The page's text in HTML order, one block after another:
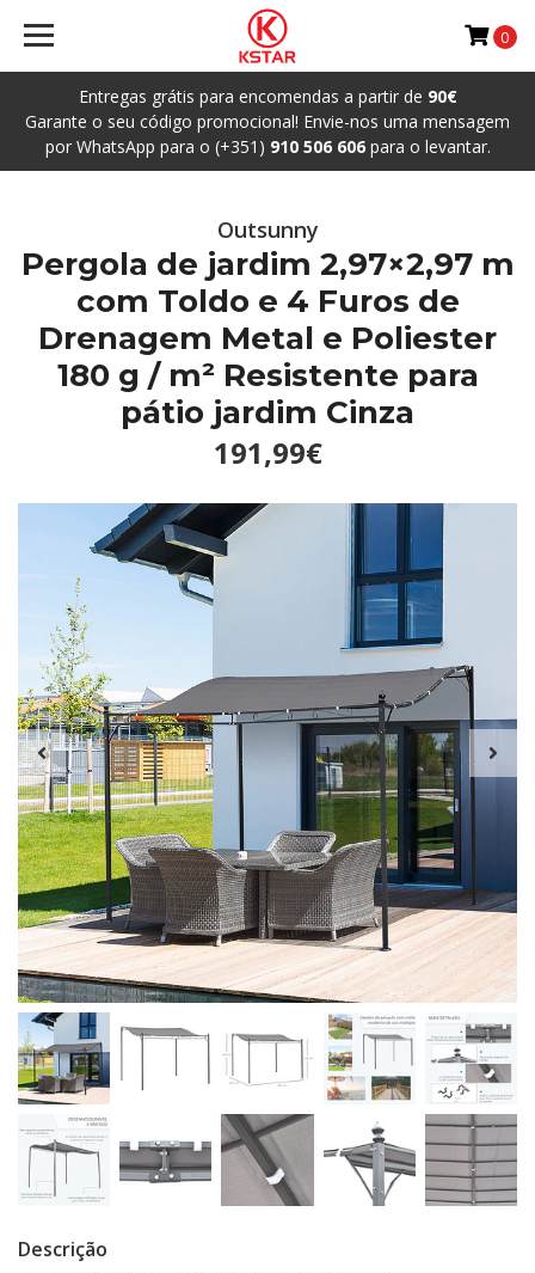
Entregas grátis para encomendas a partir de 90€
Garante o seu código promocional! Envie-nos uma mensagem
por WhatsApp para o (+351) 910 506 606para o levantar.
0
Outsunny
Pergola de jardim 2,97×2,97 m
com Toldo e 4 Furos de
Drenagem Metal e Poliester
180 g / m² Resistente para
pátio jardim Cinza
191,99€
Descrição